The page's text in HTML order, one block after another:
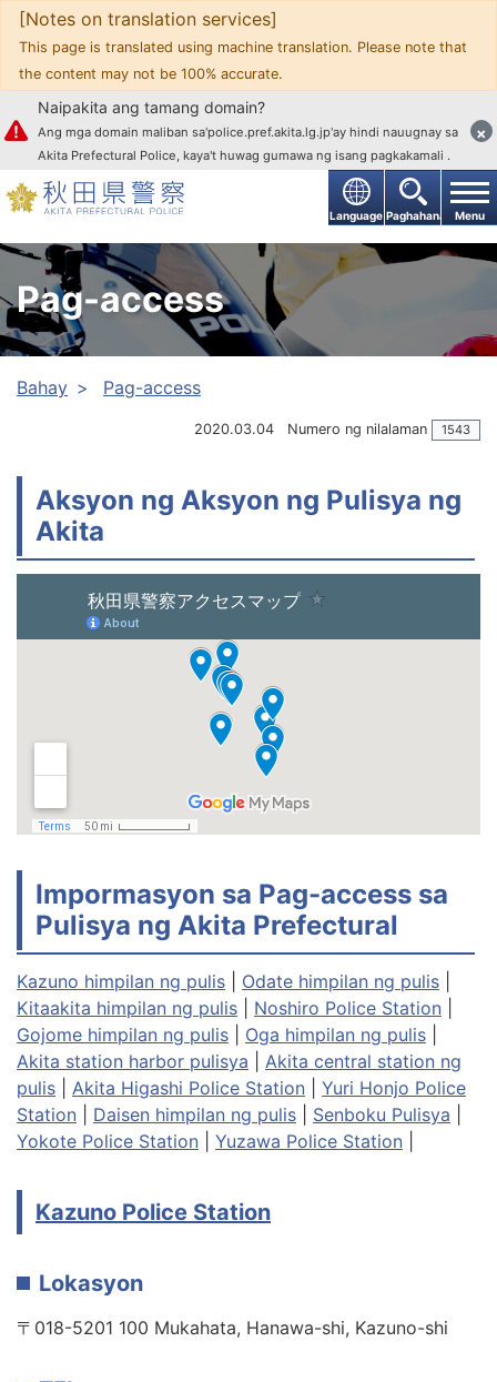
Upang mag-text
Language Paghahanap Menu
Naipakita ang tamang domain?
Ang mga domain maliban sa'police.pref.akita.lg.jp'ay hindi nauugnay sa
Akita Prefectural Police, kaya't huwag gumawa ng isang pagkakamali .
×
[Notes on translation services]
This page is translated using machine translation. Please note that
the content may not be 100% accurate.
Pag-access
Bahay Pag-access
2020.03.04 Numero ng nilalaman 1543
Aksyon ng Aksyon ng Pulisya ng
Akita
Impormasyon sa Pag-access sa
Pulisya ng Akita Prefectural
Kazuno himpilan ng pulis Odate himpilan ng pulis
Kitaakita himpilan ng pulis
Noshiro Police Station
Gojome himpilan ng pulis
Oga himpilan ng pulis
Akita station harbor pulisya
Akita central station ng
pulis
Akita Higashi Police Station
Yuri Honjo Police
Station
Daisen himpilan ng pulis Senboku Pulisya
Yokote Police Station
Yuzawa Police Station
Kazuno Police Station
Lokasyon
〒018-5201 100 Mukahata, Hanawa-shi, Kazuno-shi